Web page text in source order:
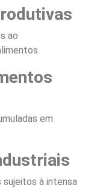
ao
em
sujeitos à intensa